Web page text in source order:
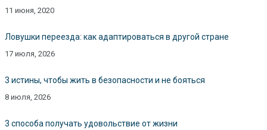
11 июня, 2020
Ловушки переезда: как адаптироваться в другой стране
17 июля, 2026
3 истины, чтобы жить в безопасности и не бояться
8 июля, 2026
3 способа получать удовольствие от жизни